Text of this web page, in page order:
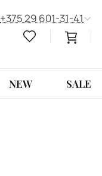
+375 29 601-31-41
NEW SALE